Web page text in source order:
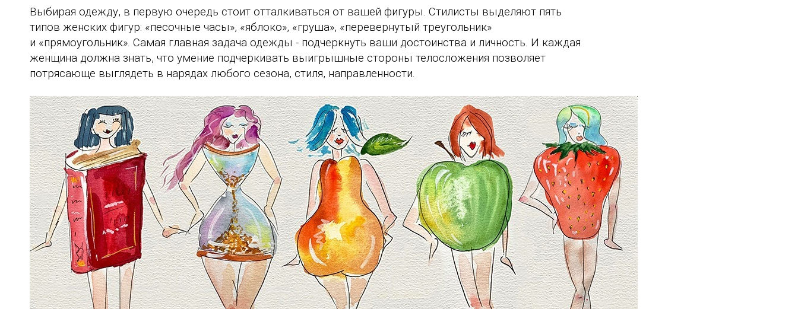
Выбирая одежду, в первую очередь стоит отталкиваться от вашей фигуры. Стилисты выделяют пять
типов женских фигур: «песочные часы», «яблоко», «груша», «перевернутый треугольник»
и «прямоугольник». Самая главная задача одежды - подчеркнуть ваши достоинства и личность. И каждая
женщина должна знать, что умение подчеркивать выигрышные стороны телосложения позволяет
потрясающе выглядеть в нарядах любого сезона, стиля, направленности.